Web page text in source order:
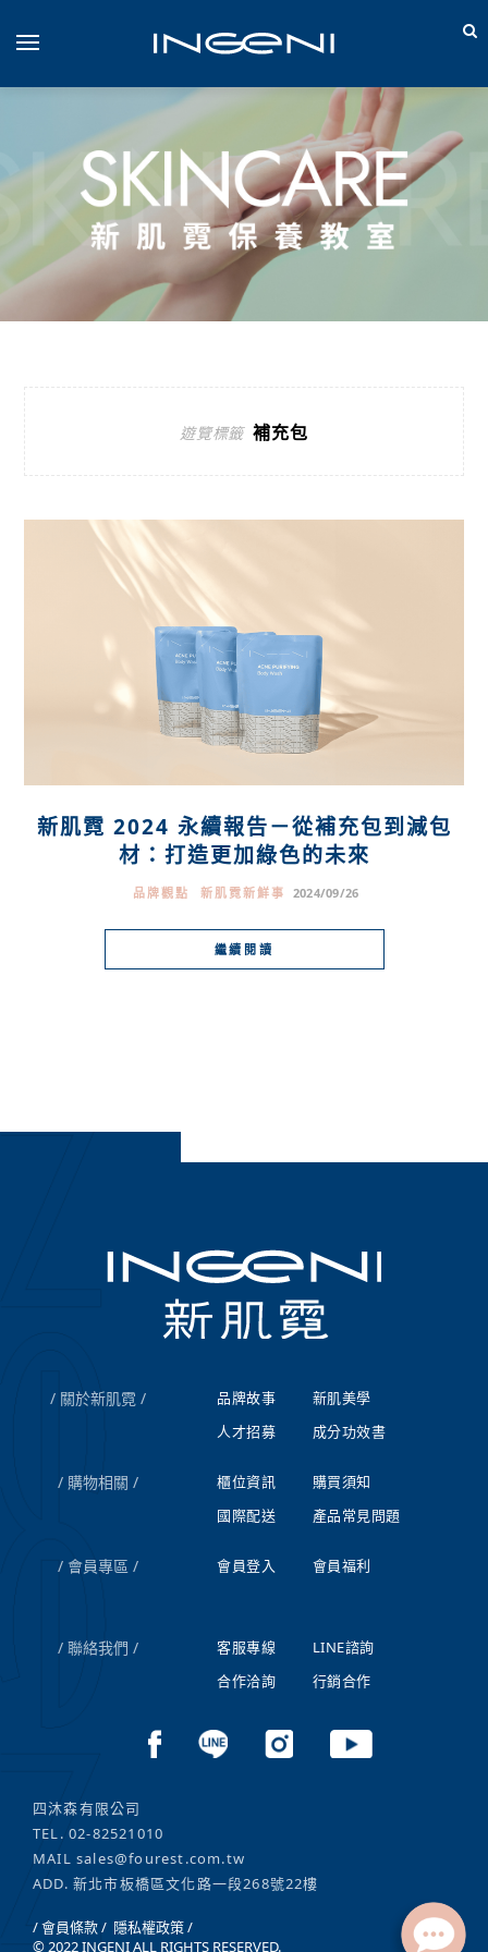
遊覽標籤 補充包
新肌霓 2024 永續報告－從補充包到減包
材：打造更加綠色的未來
品牌觀點 新肌霓新鮮事 2024/09/26
繼續閱讀
四沐森有限公司
TEL. 02-82521010
MAIL sales@fourest.com.tw
ADD. 新北市板橋區文化路一段268號22樓
關於新肌霓 品牌故事
新肌美學
人才招募
成分功效書
購物相關 櫃位資訊
購買須知
國際配送
產品常見問題
會員專區 會員登入 會員福利
聯絡我們 客服專線
LINE諮詢
合作洽詢
行銷合作
/ 會員條款 / 隱私權政策 /
© 2022 INGENI ALL RIGHTS RESERVED.